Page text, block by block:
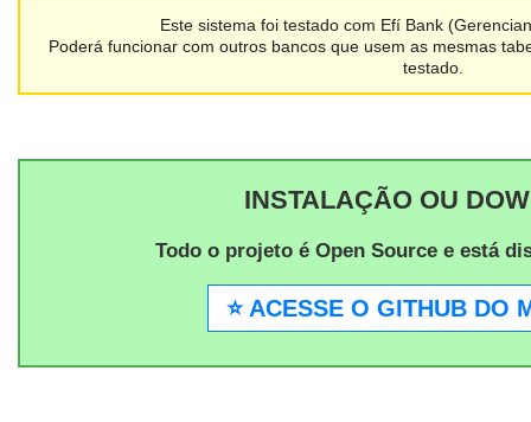
Este sistema foi testado com Efí Bank
Poderá funcionar com outros bancos que usem as mesmas
testado.
INSTALAÇÃO OU
Todo o projeto é Open Source e está
⭐ ACESSE O GITHUB DO